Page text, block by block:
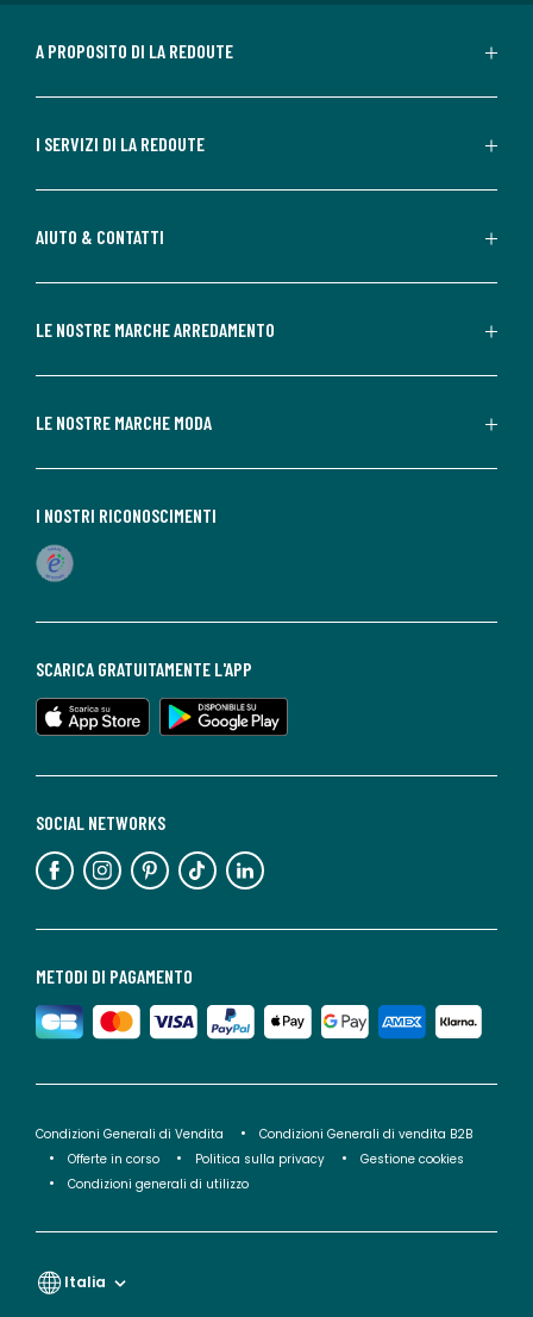
A PROPOSITO DI LA REDOUTE
I SERVIZI DI LA REDOUTE
AIUTO & CONTATTI
LE NOSTRE MARCHE ARREDAMENTO
LE NOSTRE MARCHE MODA
METODI DI PAGAMENTO
SOCIAL NETWORKS
SCARICA GRATUITAMENTE L'APP
I NOSTRI RICONOSCIMENTI
Condizioni Generali di Vendita
Condizioni Generali di vendita B2B
Offerte in corso
Politica sulla privacy
Gestione cookies
Condizioni generali di utilizzo
Italia